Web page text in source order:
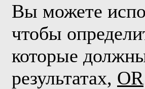
Вы можете
чтобы
которые
результатах, OR